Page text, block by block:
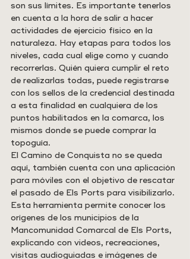
son sus límites. Es importante tenerlos
en cuenta a la hora de salir a hacer
actividades de ejercicio físico en la
naturaleza. Hay etapas para todos los
niveles, cada cual elige como y cuando
recorrerlas. Quién quiera cumplir el reto
de realizarlas todas, puede registrarse
con los sellos de la credencial destinada
a esta finalidad en cualquiera de los
puntos habilitados en la comarca, los
mismos donde se puede comprar la
topoguía.
El Camino de Conquista no se queda
aquí, también cuenta con una aplicación
para móviles con el objetivo de rescatar
el pasado de Els Ports para visibilizarlo.
Esta herramienta permite conocer los
orígenes de los municipios de la
Mancomunidad Comarcal de Els Ports,
explicando con videos, recreaciones,
visitas audioguiadas e imágenes de